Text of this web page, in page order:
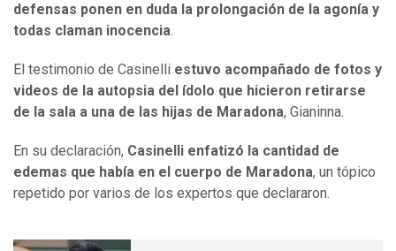
defensas ponen en duda la prolongación de la agonía y
todas claman inocencia.
El testimonio de Casinelli estuvo acompañado de fotos y
videos de la autopsia del ídolo que hicieron retirarse
de la sala a una de las hijas de Maradona, Gianinna.
En su declaración, Casinelli enfatizó la cantidad de
edemas que había en el cuerpo de Maradona, un tópico
repetido por varios de los expertos que declararon.